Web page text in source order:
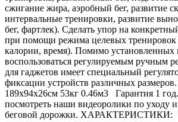
сжигание жира, аэробный бег, развитие
интервальные тренировки, развитие
бег, фартлек). Сделать упор на
при помощи режима целевых тренировок
калории, время). Помимо
воспользоваться регулируемым ручным
для гаджетов имеет специальный
фиксации устройств различных
189х94х26см 53кг 0.46м3 Гарантия 1
посмотреть наши видеоролики по уходу
беговой дорожки. ХАРАКТЕРИСТИКИ: